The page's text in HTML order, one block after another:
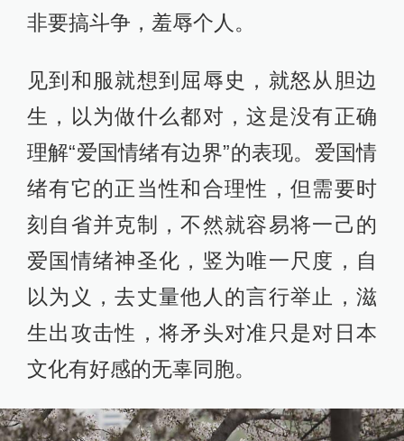
非要搞斗争，羞辱个人。
见到和服就想到屈辱史，就怒从胆边
生，以为做什么都对，这是没有正确
理解“爱国情绪有边界”的表现。爱国情
绪有它的正当性和合理性，但需要时
刻自省并克制，不然就容易将一己的
爱国情绪神圣化，竖为唯一尺度，自
以为义，去丈量他人的言行举止，滋
生出攻击性，将矛头对准只是对日本
文化有好感的无辜同胞。